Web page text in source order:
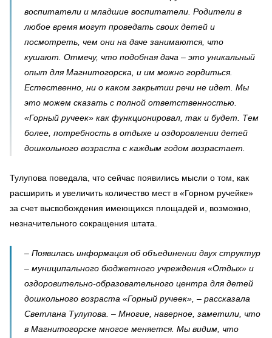
воспитатели и младшие воспитатели. Родители в
любое время могут проведать своих детей и
посмотреть, чем они на даче занимаются, что
кушают. Отмечу, что подобная дача – это уникальный
опыт для Магнитогорска, и им можно гордиться.
Естественно, ни о каком закрытии речи не идет. Мы
это можем сказать с полной ответственностью.
«Горный ручеек» как функционировал, так и будет. Тем
более, потребность в отдыхе и оздоровлении детей
дошкольного возраста с каждым годом возрастает.
Тулупова поведала, что сейчас появились мысли о том, как
расширить и увеличить количество мест в «Горном ручейке»
за счет высвобождения имеющихся площадей и, возможно,
незначительного сокращения штата.
– Появилась информация об объединении двух структур
– муниципального бюджетного учреждения «Отдых» и
оздоровительно-образовательного центра для детей
дошкольного возраста «Горный ручеек», – рассказала
Светлана Тулупова. – Многие, наверное, заметили, что
в Магнитогорске многое меняется. Мы видим, что